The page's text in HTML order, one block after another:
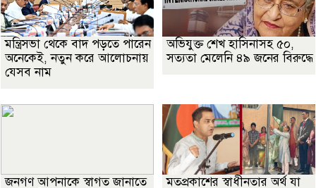
মন্ত্রিসভা থেকে বাদ পড়তে পারেন
অনেকেই, নতুন করে আলোচনায়
যেসব নাম
অভিযুক্ত শেখ হাসিনাসহ ৫০,
সত্যতা মেলেনি ৪৯ জনের বিরুদ্ধে
জনগণ আপনাকে স্বাগত জানাতে
মতপ্রকাশের স্বাধীনতার অর্থ যা